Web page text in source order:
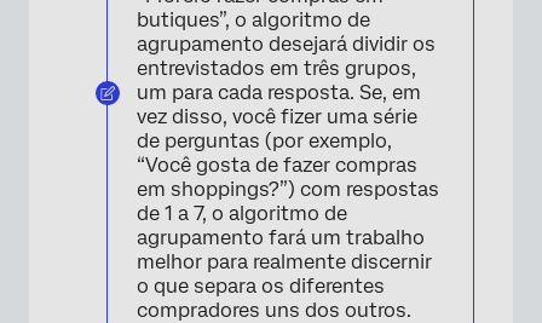
butiques”, o algoritmo de
agrupamento desejará dividir os
entrevistados em três grupos,
um para cada resposta. Se, em
vez disso, você fizer uma série
de perguntas (por exemplo,
“Você gosta de fazer compras
em shoppings?”) com respostas
de 1 a 7, o algoritmo de
agrupamento fará um trabalho
melhor para realmente discernir
o que separa os diferentes
compradores uns dos outros.